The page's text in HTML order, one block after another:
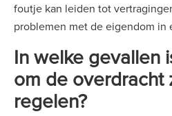
foutje kan leiden tot
problemen met de eigendom in
In welke gevallen
om de overdracht
regelen?